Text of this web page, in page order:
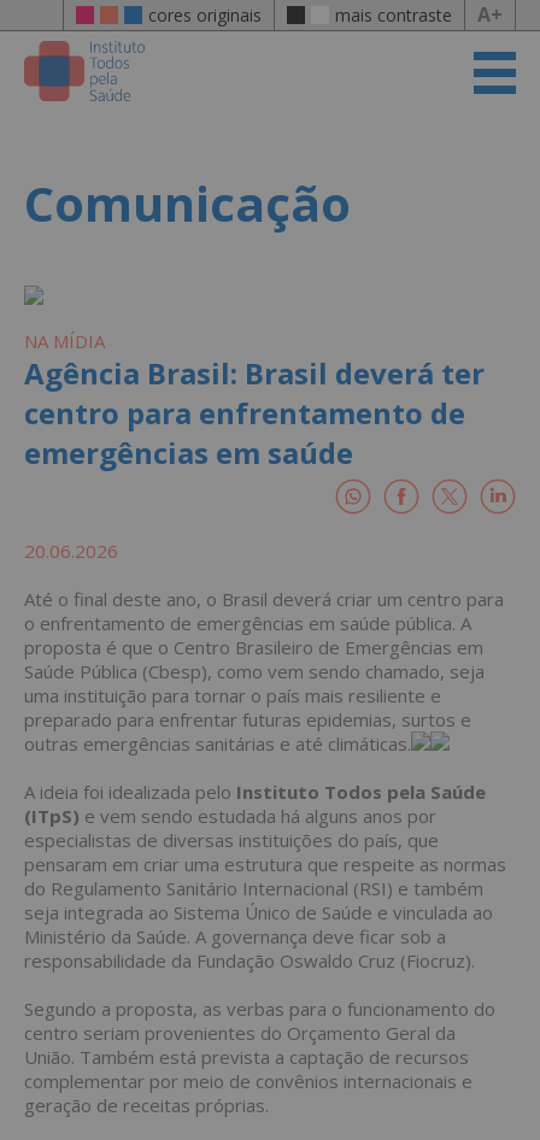
cores originais mais contraste A+
Comunicação
NA MÍDIA
Agência Brasil: Brasil deverá ter
centro para enfrentamento de
emergências em saúde
20.06.2026
Até o final deste ano, o Brasil deverá criar um centro para
o enfrentamento de emergências em saúde pública. A
proposta é que o Centro Brasileiro de Emergências em
Saúde Pública (Cbesp), como vem sendo chamado, seja
uma instituição para tornar o país mais resiliente e
preparado para enfrentar futuras epidemias, surtos e
outras emergências sanitárias e até climáticas.
A ideia foi idealizada pelo Instituto Todos pela Saúde
(ITpS) e vem sendo estudada há alguns anos por
especialistas de diversas instituições do país, que
pensaram em criar uma estrutura que respeite as normas
do Regulamento Sanitário Internacional (RSI) e também
seja integrada ao Sistema Único de Saúde e vinculada ao
Ministério da Saúde. A governança deve ficar sob a
responsabilidade da Fundação Oswaldo Cruz (Fiocruz).
Segundo a proposta, as verbas para o funcionamento do
centro seriam provenientes do Orçamento Geral da
União. Também está prevista a captação de recursos
complementar por meio de convênios internacionais e
geração de receitas próprias.